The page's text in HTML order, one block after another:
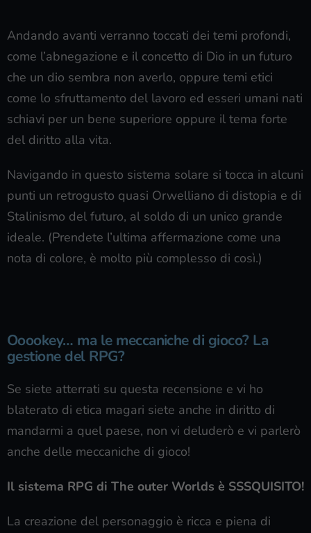
Andando avanti verranno toccati dei temi profondi,
come l’abnegazione e il concetto di Dio in un futuro
che un dio sembra non averlo, oppure temi etici
come lo sfruttamento del lavoro ed esseri umani nati
schiavi per un bene superiore oppure il tema forte
del diritto alla vita.
Navigando in questo sistema solare si tocca in alcuni
punti un retrogusto quasi Orwelliano di distopia e di
Stalinismo del futuro, al soldo di un unico grande
ideale. (Prendete l’ultima affermazione come una
nota di colore, è molto più complesso di così.)
Ooookey… ma le meccaniche di gioco? La
gestione del RPG?
Se siete atterrati su questa recensione e vi ho
blaterato di etica magari siete anche in diritto di
mandarmi a quel paese, non vi deluderò e vi parlerò
anche delle meccaniche di gioco!
Il sistema RPG di The outer Worlds è SSSQUISITO!
La creazione del personaggio è ricca e piena di